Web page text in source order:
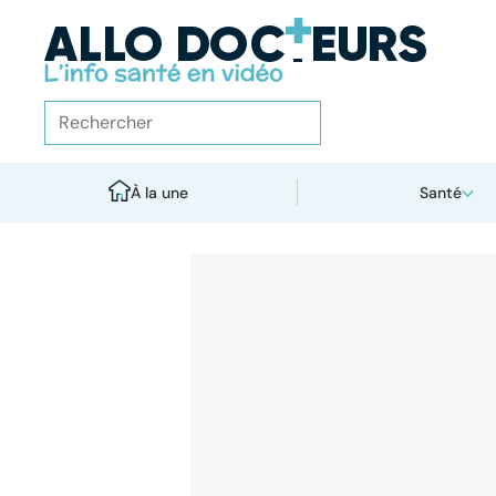
À la une Santé